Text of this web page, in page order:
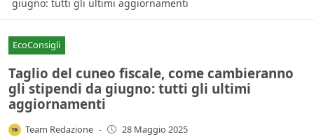
giugno: tutti gli ultimi aggiornamenti
EcoConsigli
Taglio del cuneo fiscale, come cambieranno
gli stipendi da giugno: tutti gli ultimi
aggiornamenti
Team Redazione - 28 Maggio 2025